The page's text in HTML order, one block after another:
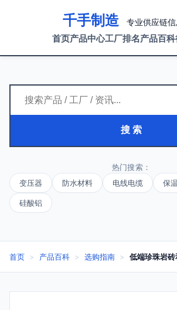
千手制造 专业供应链
首页产品中心工厂排名产品百科
搜 索
热门搜索：
变压器
防水材料 电线电缆 保
硅酸铝
首页 > 产品百科 > 选购指南 > 低端珍珠岩